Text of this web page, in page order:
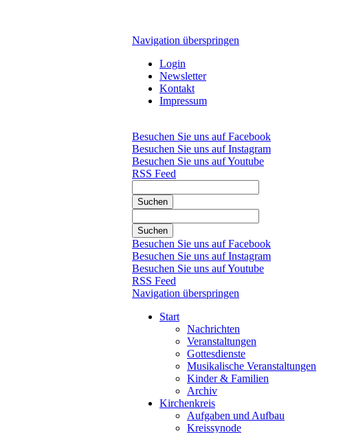
Navigation überspringen
Login
Newsletter
Kontakt
Impressum
Besuchen Sie uns auf Facebook
Besuchen Sie uns auf Instagram
Besuchen Sie uns auf Youtube
RSS Feed
Suchen
Suchen
Besuchen Sie uns auf Facebook
Besuchen Sie uns auf Instagram
Besuchen Sie uns auf Youtube
RSS Feed
Navigation überspringen
Start
Nachrichten
Veranstaltungen
Gottesdienste
Musikalische Veranstaltungen
Kinder & Familien
Archiv
Kirchenkreis
Aufgaben und Aufbau
Kreissynode